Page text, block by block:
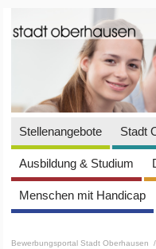
Stellenangebote Stadt
Ausbildung & Studium
Menschen mit Handicap
Bewerbungsportal Stadt Oberhausen